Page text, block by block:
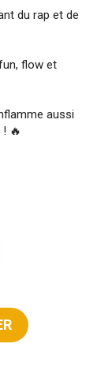
du rap et de
flow et
aussi
🔥